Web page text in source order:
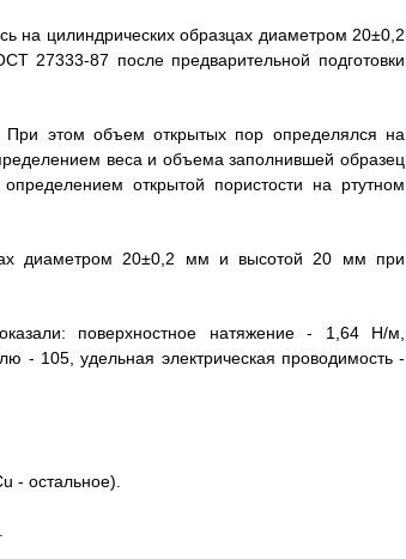
на цилиндрических образцах диаметром 20±0,2
87 после предварительной подготовки
При этом объем открытых пор определялся на
веса и объема заполнившей образец
открытой пористости на ртутном
диаметром 20±0,2 мм и высотой 20 мм при
поверхностное натяжение - 1,64 Н/м,
- 105, удельная электрическая проводимость -
- остальное).